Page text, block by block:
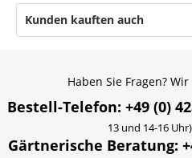
Kunden kauften auch
Haben Sie Fragen?
Bestell-Telefon: +49 (0)
13 und 14-16
Gärtnerische Beratung: